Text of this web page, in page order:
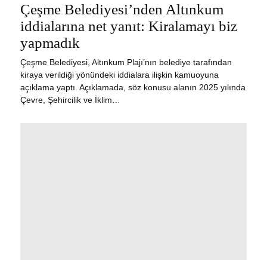
Çeşme Belediyesi’nden Altınkum
iddialarına net yanıt: Kiralamayı biz
yapmadık
Çeşme Belediyesi, Altınkum Plajı’nın belediye tarafından
kiraya verildiği yönündeki iddialara ilişkin kamuoyuna
açıklama yaptı. Açıklamada, söz konusu alanın 2025 yılında
Çevre, Şehircilik ve İklim…